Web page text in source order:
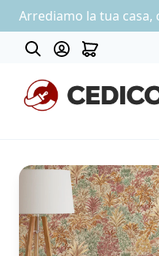
Arrediamo la tua casa,
COLLEZIONE CARTA
OUTLET